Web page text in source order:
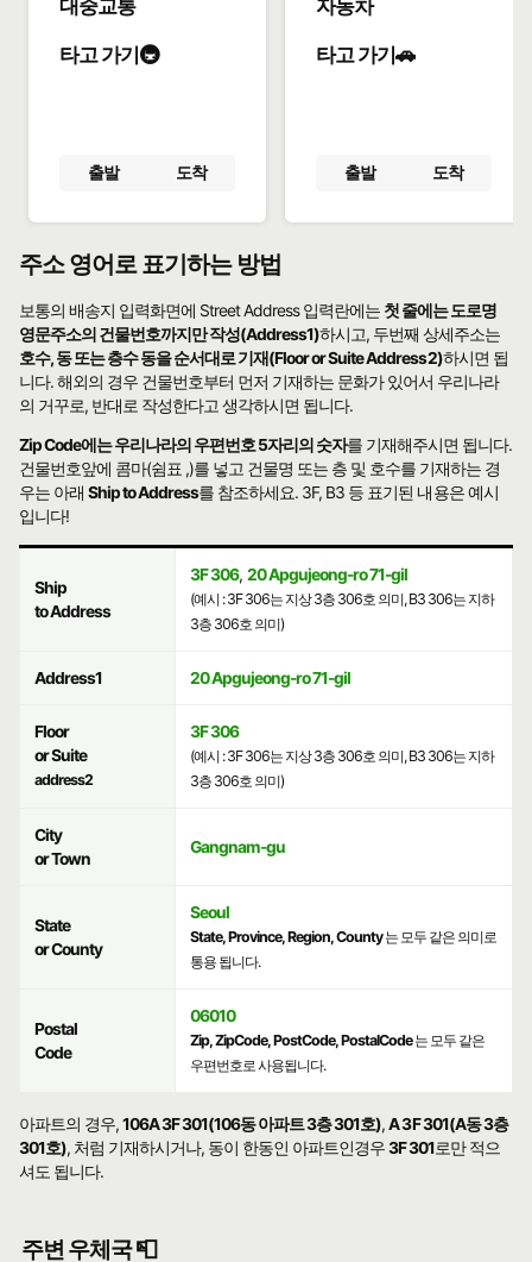
타고 가기🚇
출발 도착
타고 가기🚗
출발 도착
주소 영어로 표기하는 방법
보통의 배송지 입력화면에 Street Address 입력란에는 첫 줄에는 도로명
영문주소의 건물번호까지만 작성(Address1)하시고, 두번째 상세주소는
호수, 동 또는 층수 동을 순서대로 기재(Floor or Suite Address2)하시면 됩
니다. 해외의 경우 건물번호부터 먼저 기재하는 문화가 있어서 우리나라
의 거꾸로, 반대로 작성한다고 생각하시면 됩니다.
Zip Code에는 우리나라의 우편번호 5자리의 숫자를 기재해주시면 됩니다.
건물번호앞에 콤마(쉼표 ,)를 넣고 건물명 또는 층 및 호수를 기재하는 경
우는 아래Ship to Address를 참조하세요. 3F, B3 등 표기된 내용은 예시
입니다!
Ship
to Address
3F 306, 20 Apgujeong-ro 71-gil
(예시 : 3F 306는 지상 3층 306호 의미, B3 306는 지하
3층 306호 의미)
Address1 20 Apgujeong-ro 71-gil
Floor
or Suite
address2
3F 306
(예시 : 3F 306는 지상 3층 306호 의미, B3 306는 지하
3층 306호 의미)
City
or Town
Gangnam-gu
State
or County
Seoul
State, Province, Region, County는 모두 같은 의미로
통용 됩니다.
Postal
Code
06010
Zip, ZipCode, PostCode, PostalCode는 모두 같은
우편번호로 사용됩니다.
아파트의 경우,106A 3F 301(106동 아파트 3층 301호),A 3F 301(A동 3층
301호), 처럼 기재하시거나, 동이 한동인 아파트인경우3F 301로만 적으
셔도 됩니다.
주변 우체국 📮